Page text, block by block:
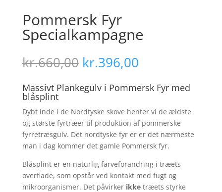
Pommersk Fyr
Specialkampagne
kr.660,00 Den
oprindelige
pris
var:
kr.660,00.
kr.396,00Den
pris
er:
kr.396,00.
Massivt Plankegulv i Pommersk Fyr med
blåsplint
Dybt inde i de Nordtyske skove henter vi de ældste
og største fyrtræer til produktion af pommerske
fyrretræsgulv. Det nordtyske fyr er er det nærmeste
man i dag kommer det gamle Pommersk fyr.
Blåsplint er en naturlig farveforandring i træets
overflade, som opstår ved kontakt med fugt og
mikroorganismer. Det påvirker ikketræets styrke